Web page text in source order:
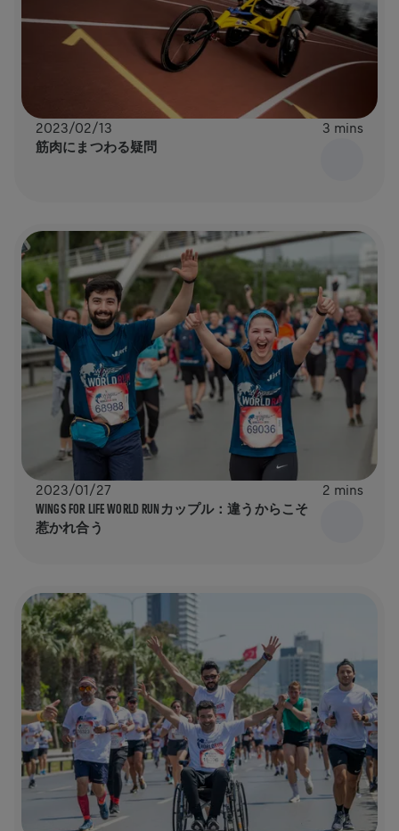
2023/02/13 3 mins
筋肉にまつわる疑問
2023/01/27 2 mins
WINGS FOR LIFE WORLD RUNカップル：違うからこそ
惹かれ合う